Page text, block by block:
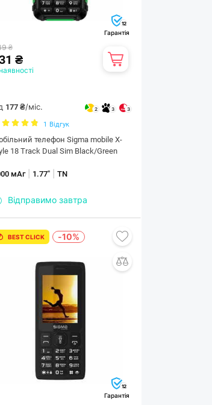
12
Гарантія
₴
₴
177 ₴/міс. 2 3 3
1 Відгук
телефон Sigma mobile X-
18 Track Dual Sim Black/Green
мАг| 1.77" |TN
Відправимо завтра
BEST CLICK -10%
12
Гарантія